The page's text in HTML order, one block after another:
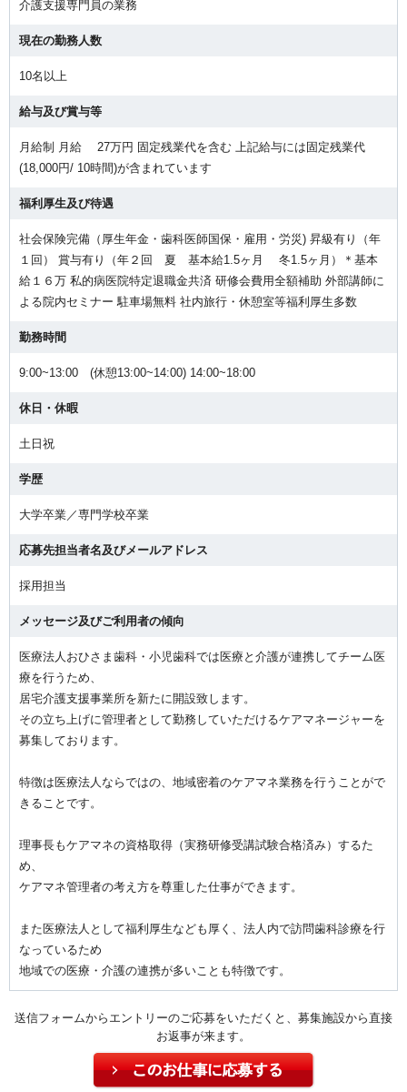
介護支援専門員の業務
現在の勤務人数
10名以上
給与及び賞与等
月給制 月給 27万円 固定残業代を含む 上記給与には固定残業代
(18,000円/ 10時間)が含まれています
福利厚生及び待遇
社会保険完備（厚生年金・歯科医師国保・雇用・労災) 昇級有り（年
１回） 賞与有り（年２回 夏 基本給1.5ヶ月 冬1.5ヶ月）＊基本
給１６万 私的病医院特定退職金共済 研修会費用全額補助 外部講師に
よる院内セミナー 駐車場無料 社内旅行・休憩室等福利厚生多数
勤務時間
9:00~13:00 (休憩13:00~14:00) 14:00~18:00
休日・休暇
土日祝
学歴
大学卒業／専門学校卒業
応募先担当者名及びメールアドレス
採用担当
メッセージ及びご利用者の傾向
医療法人おひさま歯科・小児歯科では医療と介護が連携してチーム医
療を行うため、
居宅介護支援事業所を新たに開設致します。
その立ち上げに管理者として勤務していただけるケアマネージャーを
募集しております。
特徴は医療法人ならではの、地域密着のケアマネ業務を行うことがで
きることです。
理事長もケアマネの資格取得（実務研修受講試験合格済み）するた
め、
ケアマネ管理者の考え方を尊重した仕事ができます。
また医療法人として福利厚生なども厚く、法人内で訪問歯科診療を行
なっているため
地域での医療・介護の連携が多いことも特徴です。
送信フォームからエントリーのご応募をいただくと、募集施設から直接
お返事が来ます。